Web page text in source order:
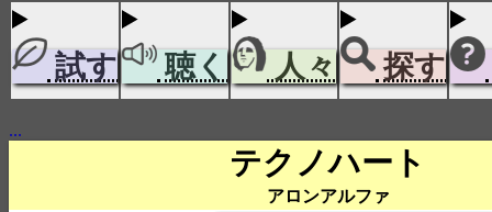
試す 聴く 人々 探す
...
テクノハート
アロンアルファ